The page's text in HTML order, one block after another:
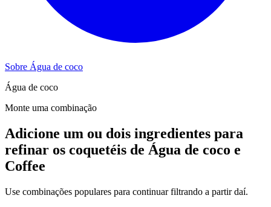
Sobre Água de coco
Água de coco
Monte uma combinação
Adicione um ou dois ingredientes para
refinar os coquetéis de Água de coco e
Coffee
Use combinações populares para continuar filtrando a partir daí.